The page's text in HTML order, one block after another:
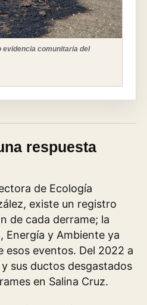
evidencia comunitaria del
respuesta
de Ecología
existe un registro
de cada derrame; la
Energía y Ambiente ya
eventos. Del 2022 a
sus ductos desgastados
en Salina Cruz.